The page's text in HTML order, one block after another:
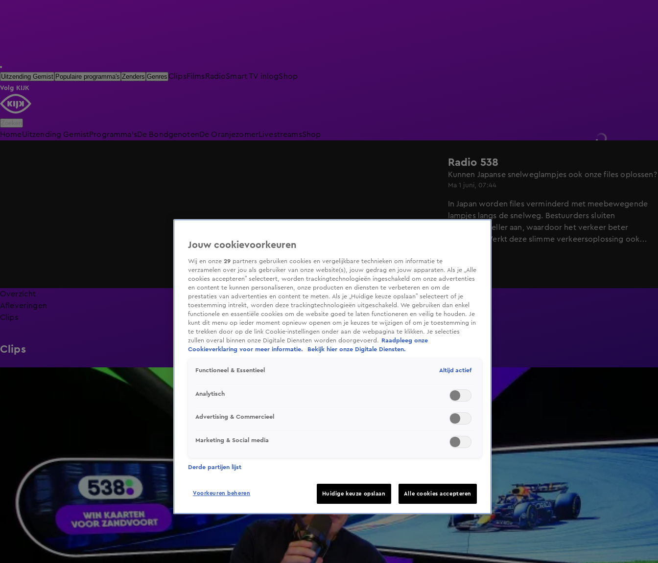
Uitzending Gemist Populaire programma's Zenders Genres ClipsFilmsRadioSmart TV inlogShop
Volg KIJK
HomeUitzending GemistProgramma'sDe BondgenotenDe Oranjezomer LivestreamsShop
Radio 538
Kunnen Japanse snelweglampjes ook onze files oplossen?
Ma 1 juni, 07:44
In Japan worden files verminderd met meebewegende
lampjes langs de snelweg. Bestuurders sluiten
daardoor sneller aan, waardoor het verkeer beter
doorrijdt. Werkt deze slimme verkeersoplossing ook
Overzicht
Afleveringen
Clips
Clips
Jouw cookievoorkeuren
Wij en onze 29 partners gebruiken cookies en vergelijkbare technieken om informatie te
verzamelen over jou als gebruiker van onze website(s), jouw gedrag en jouw apparaten. Als je „Alle
cookies accepteren” selecteert, worden trackingtechnologieën ingeschakeld om onze advertenties
en content te kunnen personaliseren, onze producten en diensten te verbeteren en om de
prestaties van advertenties en content te meten. Als je „Huidige keuze opslaan” selecteert of je
toestemming intrekt, worden deze trackingtechnologieën uitgeschakeld. We gebruiken dan enkel
functionele en essentiële cookies om de website goed te laten functioneren en veilig te houden. Je
kunt dit menu op ieder moment opnieuw openen om je keuzes te wijzigen of om je toestemming in
te trekken door op de link Cookie-instellingen onder aan de webpagina te klikken. Je selecties
zullen overal binnen onze Digitale Diensten worden doorgevoerd.
Raadpleeg onze
Cookieverklaring voor meer informatie.
Bekijk hier onze Digitale Diensten.
Functioneel & Essentieel Altijd actief
Analytisch
Advertising & Commercieel
Marketing & Social media
Derde partijen lijst
Voorkeuren beheren Huidige keuze opslaan Alle cookies accepteren